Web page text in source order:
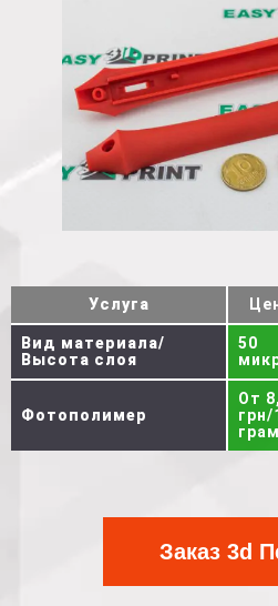
Услуга
Вид материала/
Высота слоя
50
Фотополимер
От
грн/
Заказ 3d